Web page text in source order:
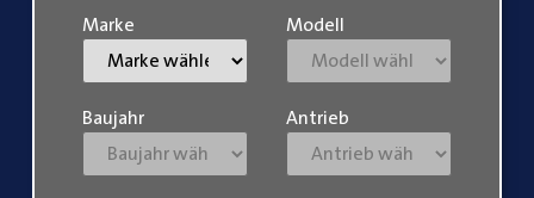
Marke Modell
Baujahr Antrieb